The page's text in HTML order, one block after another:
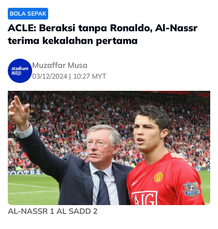
BOLA SEPAK
ACLE: Beraksi tanpa Ronaldo, Al-Nassr
terima kekalahan pertama
Muzaffar Musa
03/12/2024 | 10:27 MYT
AL-NASSR 1 AL SADD 2